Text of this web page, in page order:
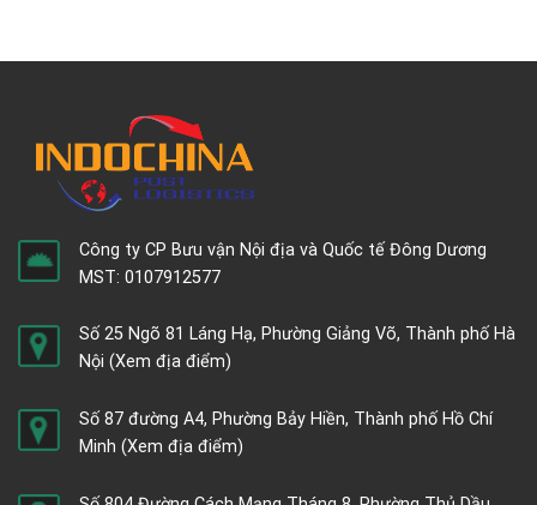
Công ty CP Bưu vận Nội địa và Quốc tế Đông Dương
MST: 0107912577
Số 25 Ngõ 81 Láng Hạ, Phường Giảng Võ, Thành phố Hà
Nội (Xem địa điểm)
Số 87 đường A4, Phường Bảy Hiền, Thành phố Hồ Chí
Minh (Xem địa điểm)